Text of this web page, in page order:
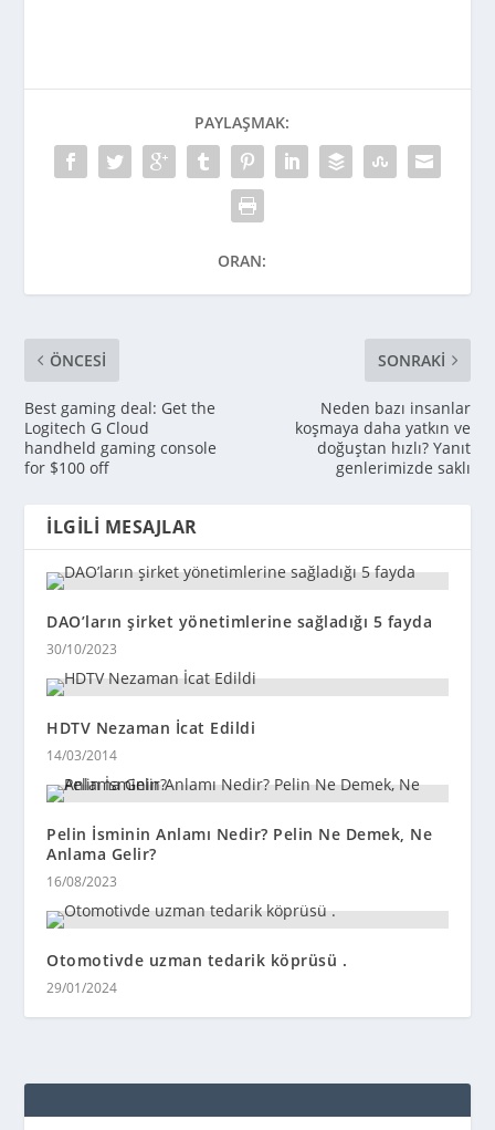
PAYLAŞMAK:
ORAN:
ÖNCESI
Best gaming deal: Get the
Logitech G Cloud
handheld gaming console
for $100 off
SONRAKI
Neden bazı insanlar
koşmaya daha yatkın ve
doğuştan hızlı? Yanıt
genlerimizde saklı
İLGILI MESAJLAR
DAO’ların şirket yönetimlerine sağladığı 5 fayda
30/10/2023
HDTV Nezaman İcat Edildi
14/03/2014
Pelin İsminin Anlamı Nedir? Pelin Ne Demek, Ne
Anlama Gelir?
16/08/2023
Otomotivde uzman tedarik köprüsü .
29/01/2024